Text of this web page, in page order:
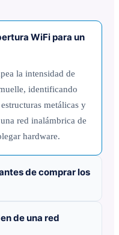
WiFi para un
la intensidad de
identificando
metálicas y
red inalámbrica de
hardware.
de comprar los
de una red